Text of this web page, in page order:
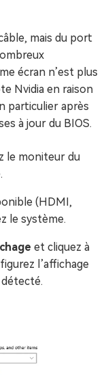
mais du port
écran n’est plus
Nvidia en raison
particulier après
à jour du BIOS.
le moniteur du
(HDMI,
le système.
et cliquez à
l’affichage